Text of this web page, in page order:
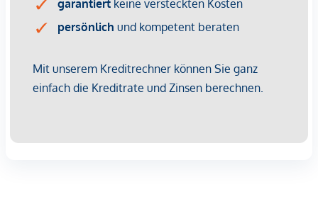
zusätzlich eine EU-Taxonomie-Verifikation an –
Nachhaltigkeit, die man fühlen und erleben kann.
NEBENKOSTEN
Der guten Ordnung halber halten wir fest, dass, sofern im